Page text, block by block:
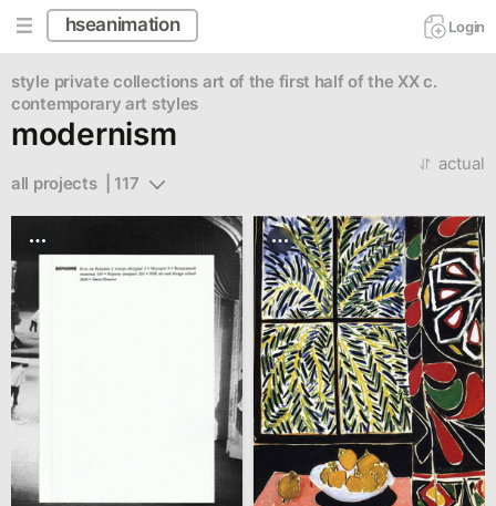
hseanimation Login
style private collections art of the first half of the XX c.
contemporary art styles
modernism
all projects  | 117
actual